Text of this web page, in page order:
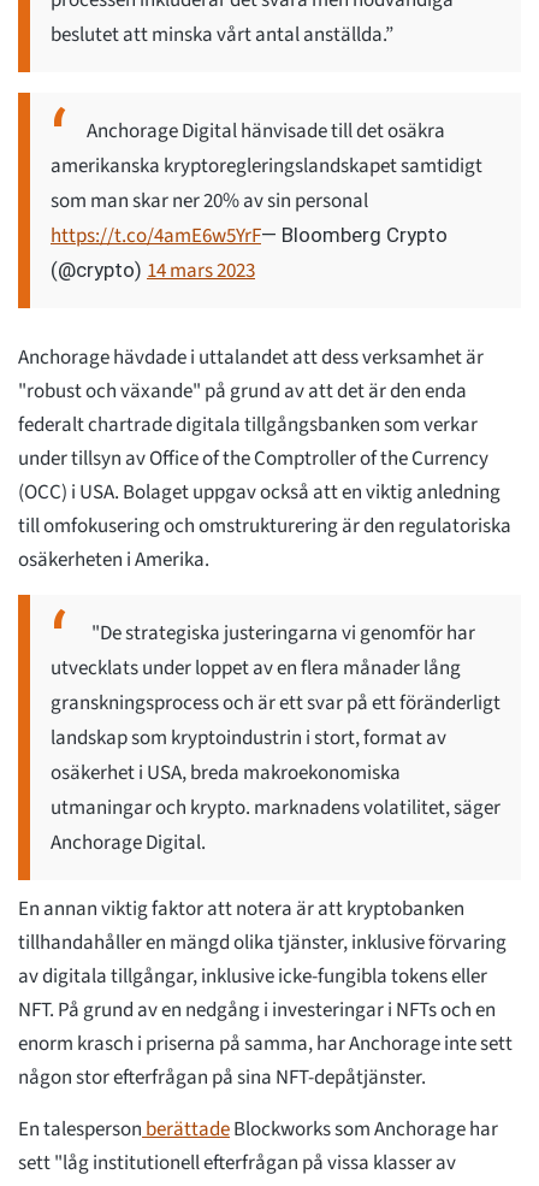
beslutet att minska vårt antal anställda.”
Anchorage Digital hänvisade till det osäkra
amerikanska kryptoregleringslandskapet samtidigt
som man skar ner 20% av sin personal
https://t.co/4amE6w5YrF— Bloomberg Crypto
(@crypto) 14 mars 2023
Anchorage hävdade i uttalandet att dess verksamhet är
"robust och växande" på grund av att det är den enda
federalt chartrade digitala tillgångsbanken som verkar
under tillsyn av Office of the Comptroller of the Currency
(OCC) i USA. Bolaget uppgav också att en viktig anledning
till omfokusering och omstrukturering är den regulatoriska
osäkerheten i Amerika.
"De strategiska justeringarna vi genomför har
utvecklats under loppet av en flera månader lång
granskningsprocess och är ett svar på ett föränderligt
landskap som kryptoindustrin i stort, format av
osäkerhet i USA, breda makroekonomiska
utmaningar och krypto. marknadens volatilitet, säger
Anchorage Digital.
En annan viktig faktor att notera är att kryptobanken
tillhandahåller en mängd olika tjänster, inklusive förvaring
av digitala tillgångar, inklusive icke-fungibla tokens eller
NFT. På grund av en nedgång i investeringar i NFTs och en
enorm krasch i priserna på samma, har Anchorage inte sett
någon stor efterfrågan på sina NFT-depåtjänster.
En talespersonberättadeBlockworks som Anchorage har
sett "låg institutionell efterfrågan på vissa klasser av